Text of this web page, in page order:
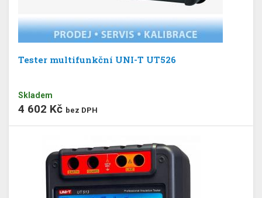
Tester multifunkční UNI-T UT526
Skladem
4 602 Kč bez DPH